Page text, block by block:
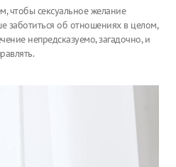
чтобы сексуальное желание
заботиться об отношениях в целом,
непредсказуемо, загадочно, и